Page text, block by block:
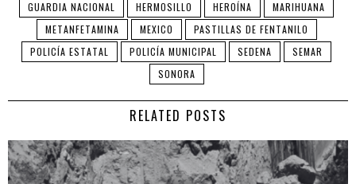
GUARDIA NACIONAL
HERMOSILLO HEROÍNA
MARIHUANA
METANFETAMINA
MEXICO
PASTILLAS DE FENTANILO
POLICÍA ESTATAL
POLICÍA MUNICIPAL SEDENA
SEMAR
SONORA
RELATED POSTS